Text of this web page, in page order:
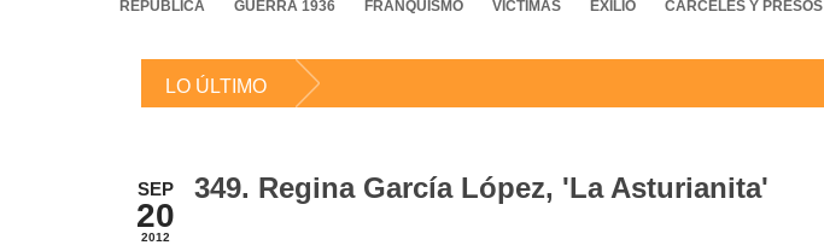
REPÚBLICA GUERRA 1936 FRANQUISMO VÍCTIMAS EXILIO CÁRCELES Y PRESOS
LO ÚLTIMO
SEP
20
2012
349. Regina García López, 'La Asturianita'